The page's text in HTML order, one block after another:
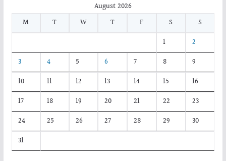
August 2026
M
T W T F S
S
1
2
3
4 5 6 7 8
9
10
11 12 13 14 15
16
17
18 19 20 21 22
23
24
25 26 27 28 29
30
31